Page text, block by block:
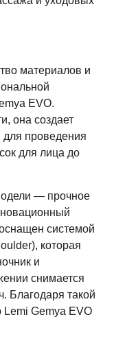
материалов и
EVO.
она создает
проведения
для лица до
— прочное
системой
которая
и
снимается
Благодаря такой
Lemi Gemya EVO